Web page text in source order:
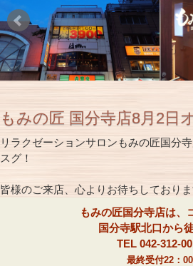
もみの匠 国分寺店8月2日
リラクゼーションサロンもみの匠国分
スグ！
皆様のご来店、心よりお待ちしておりま
もみの匠国分寺店は、
国分寺駅北口から
TEL 042-312-
最終受付22：00